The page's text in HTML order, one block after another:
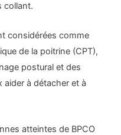
collant.
considérées comme
de la poitrine (CPT),
postural et des
à détacher et à
atteintes de BPCO